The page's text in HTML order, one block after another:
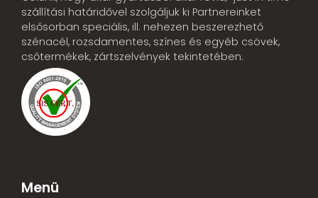
szállítási határidővel szolgáljuk ki Partnereinket
elsősorban speciális, ill. nehezen beszerezhető
szénacél, rozsdamentes, színes és egyéb csövek,
csőtermékek, zártszelvények tekintetében.
Menü